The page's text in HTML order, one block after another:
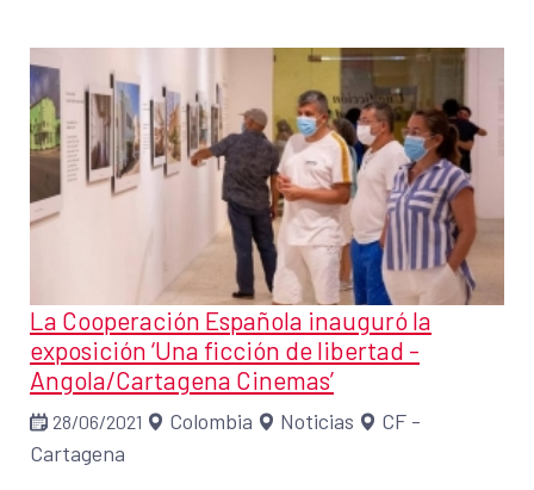
La Cooperación Española inauguró la
exposición ‘Una ficción de libertad -
Angola/Cartagena Cinemas’
28/06/2021 Colombia Noticias
CF -
Cartagena